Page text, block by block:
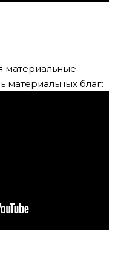
материальные
материальных благ: